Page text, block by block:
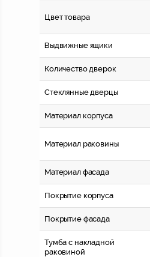
Цвет товара
Выдвижные ящики
Количество дверок
Стеклянные дверцы
Материал корпуса
Материал раковины
Материал фасада
Покрытие корпуса
Покрытие фасада
Тумба с накладной
раковиной